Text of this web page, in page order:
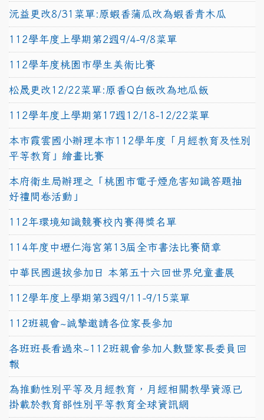
沅益更改8/31菜單:原蝦香蒲瓜改為蝦香青木瓜
112學年度上學期第2週9/4-9/8菜單
112學年度桃園市學生美術比賽
松晟更改12/22菜單:原香Q白飯改為地瓜飯
112學年度上學期第17週12/18-12/22菜單
本市霞雲國小辦理本市112學年度「月經教育及性別
平等教育」繪畫比賽
本府衛生局辦理之「桃園市電子煙危害知識答題抽
好禮問卷活動」
112年環境知識競賽校內賽得獎名單
114年度中壢仁海宮第13屆全市書法比賽簡章
中華民國選拔參加日 本第五十六回世界兒童畫展
112學年度上學期第3週9/11-9/15菜單
112班親會~誠摯邀請各位家長參加
各班班長看過來~112班親會參加人數暨家長委員回
報
為推動性別平等及月經教育，月經相關教學資源已
掛載於教育部性別平等教育全球資訊網